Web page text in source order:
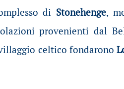
di Stonehenge,
provenienti dal
celtico fondarono